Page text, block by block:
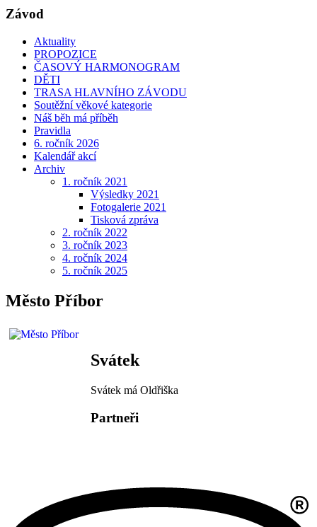
Závod
Aktuality
PROPOZICE
ČASOVÝ HARMONOGRAM
DĚTI
TRASA HLAVNÍHO ZÁVODU
Soutěžní věkové kategorie
Náš běh má příběh
Pravidla
6. ročník 2026
Kalendář akcí
Archiv
1. ročník 2021
Výsledky 2021
Fotogalerie 2021
Tisková zpráva
2. ročník 2022
3. ročník 2023
4. ročník 2024
5. ročník 2025
Město Příbor
Svátek
Svátek má Oldřiška
Partneři